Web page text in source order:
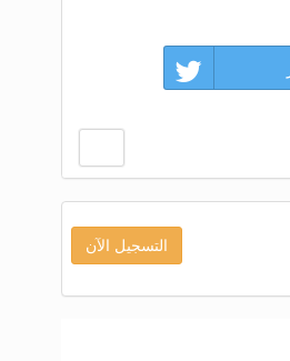
التسجيل الآن